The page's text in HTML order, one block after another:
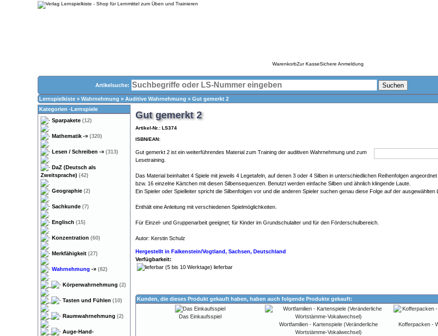
WarenkorbZur KasseSichere Anmeldung
Artikelsuche: Suchen
Lernspielkiste » Wahrnehmung » Auditive Wahrnehmung » Gut gemerkt 2
Gut gemerkt 2
Artikel-Nr.: LS374
ISBN/EAN:
Gut gemerkt 2 ist ein weiterführendes Material zum Training der auditiven Wahrnehmung und zum
Lesetraining.
Das Material beinhaltet 4 Spiele mit jeweils 4 Legetafeln, auf denen 3 oder 4 Silben in unterschiedlichen Reihenfolgen
bzw. 16 einzelne Kärtchen mit diesen Silbensequenzen. Benutzt werden einfache Silben und ähnlich klingende Laute.
Ein Spieler oder Spielleiter spricht die Silbenfolgen vor und die anderen Spieler suchen genau diese Folge auf der ausgewählten
Enthält eine Anleitung mit verschiedenen Spielmöglichkeiten.
Für Einzel- und Gruppenarbeit geeignet; für Kinder im Grundschulalter und für den Förderschulbereich.
Autor: Kerstin Schulz
Hergestellt in Falkenstein/Vogtland, Sachsen, Deutschland
Verfügbarkeit:
lieferbar
Kunden, die dieses Produkt gekauft haben, haben auch folgende Produkte gekauft:
Das Einkaufsspiel
Wortfamilien - Kartenspiele (Veränderliche
Wortstämme-Vokalwechsel)
Kofferpacken -
Kategorien -Lernspiele
Sparpakete (12)
Mathematik -» (320)
Lesen / Schreiben -» (313)
DaZ (Deutsch als
Zweitsprache) (42)
Geographie (2)
Sachkunde (7)
Englisch (15)
Konzentration (60)
Merkfähigkeit (27)
Wahrnehmung -» (82)
Körperwahrnehmung (2)
Tasten und Fühlen (10)
Raumwahrnehmung (2)
Auge-Hand-